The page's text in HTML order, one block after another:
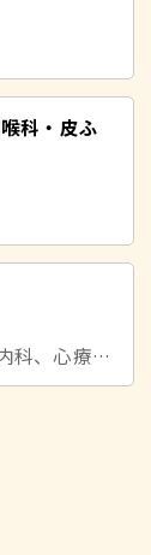
科・皮ふ
内科、糖尿病内科、腎臓内科、心療内科、精神科、耳鼻咽喉科、アレルギー科、外科、皮膚科、眼科、代謝・内分泌内科